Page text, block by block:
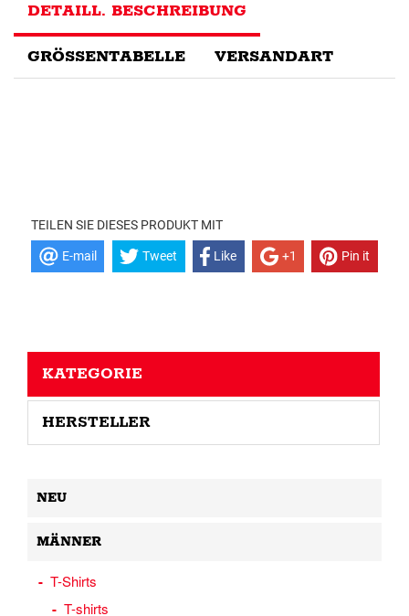
DETAILL. BESCHREIBUNG
GRÖSSENTABELLE VERSANDART
TEILEN SIE DIESES PRODUKT MIT
E-mail Tweet Like +1 Pin it
KATEGORIE
HERSTELLER
NEU
MÄNNER
T-Shirts
T-shirts